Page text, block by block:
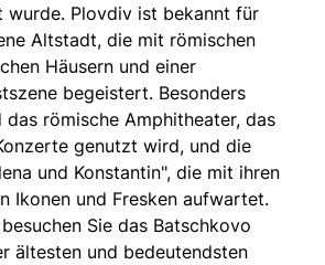
wurde. Plovdiv ist bekannt für
Altstadt, die mit römischen
Häusern und einer
begeistert. Besonders
das römische Amphitheater, das
genutzt wird, und die
und Konstantin", die mit ihren
Ikonen und Fresken aufwartet.
Sie das Batschkovo
ältesten und bedeutendsten